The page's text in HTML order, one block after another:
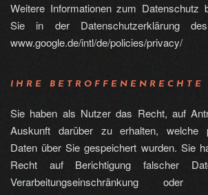
Weitere Informationen zum Datenschutz
Sie in der Datenschutzerklärung
www.google.de/intl/de/policies/privacy/
IHRE BETROFFENENRECHTE
Sie haben als Nutzer das Recht, auf
Auskunft darüber zu erhalten, welche
Daten über Sie gespeichert wurden. Sie
Recht auf Berichtigung falscher
Verarbeitungseinschränkung